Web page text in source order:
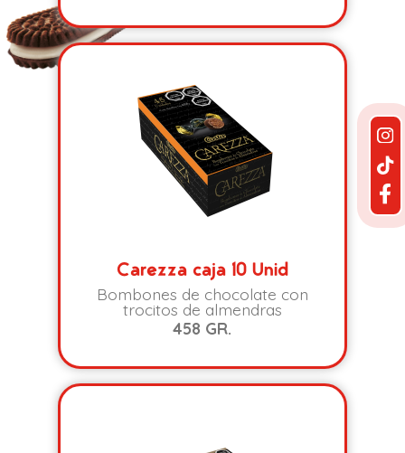
Carezza caja 10 Unid
Bombones de chocolate con
trocitos de almendras
458 GR.